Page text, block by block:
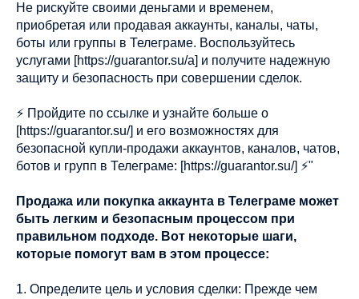
Не рискуйте своими деньгами и временем,
приобретая или продавая аккаунты, каналы, чаты,
боты или группы в Телеграме. Воспользуйтесь
услугами [https://guarantor.su/а] и получите надежную
защиту и безопасность при совершении сделок.
⚡️ Пройдите по ссылке и узнайте больше о
[https://guarantor.su/] и его возможностях для
безопасной купли-продажи аккаунтов, каналов, чатов,
ботов и групп в Телеграме: [https://guarantor.su/] ⚡️"
Продажа или покупка аккаунта в Телеграме может
быть легким и безопасным процессом при
правильном подходе. Вот некоторые шаги,
которые помогут вам в этом процессе:
1. Определите цель и условия сделки: Прежде чем